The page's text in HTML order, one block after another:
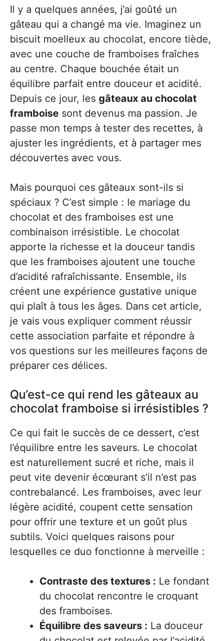
Il y a quelques années, j’ai goûté un
gâteau qui a changé ma vie. Imaginez un
biscuit moelleux au chocolat, encore tiède,
avec une couche de framboises fraîches
au centre. Chaque bouchée était un
équilibre parfait entre douceur et acidité.
Depuis ce jour, les gâteaux au chocolat
framboise sont devenus ma passion. Je
passe mon temps à tester des recettes, à
ajuster les ingrédients, et à partager mes
découvertes avec vous.
Mais pourquoi ces gâteaux sont-ils si
spéciaux ? C’est simple : le mariage du
chocolat et des framboises est une
combinaison irrésistible. Le chocolat
apporte la richesse et la douceur tandis
que les framboises ajoutent une touche
d’acidité rafraîchissante. Ensemble, ils
créent une expérience gustative unique
qui plaît à tous les âges. Dans cet article,
je vais vous expliquer comment réussir
cette association parfaite et répondre à
vos questions sur les meilleures façons de
préparer ces délices.
Qu’est-ce qui rend les gâteaux au
chocolat framboise si irrésistibles ?
Ce qui fait le succès de ce dessert, c’est
l’équilibre entre les saveurs. Le chocolat
est naturellement sucré et riche, mais il
peut vite devenir écœurant s’il n’est pas
contrebalancé. Les framboises, avec leur
légère acidité, coupent cette sensation
pour offrir une texture et un goût plus
subtils. Voici quelques raisons pour
lesquelles ce duo fonctionne à merveille :
Contraste des textures : Le fondant
du chocolat rencontre le croquant
des framboises.
Équilibre des saveurs : La douceur